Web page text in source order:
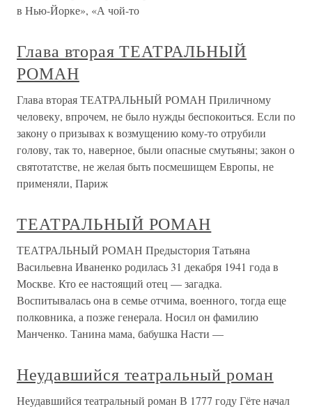
в Нью-Йорке», «А чой-то
Глава вторая ТЕАТРАЛЬНЫЙ
РОМАН
Глава вторая ТЕАТРАЛЬНЫЙ РОМАН Приличному
человеку, впрочем, не было нужды беспокоиться. Если по
закону о призывах к возмущению кому-то отрубили
голову, так то, наверное, были опасные смутьяны; закон о
святотатстве, не желая быть посмешищем Европы, не
применяли, Париж
ТЕАТРАЛЬНЫЙ РОМАН
ТЕАТРАЛЬНЫЙ РОМАН Предыстория Татьяна
Васильевна Иваненко родилась 31 декабря 1941 года в
Москве. Кто ее настоящий отец — загадка.
Воспитывалась она в семье отчима, военного, тогда еще
полковника, а позже генерала. Носил он фамилию
Манченко. Танина мама, бабушка Насти —
Неудавшийся театральный роман
Неудавшийся театральный роман В 1777 году Гёте начал